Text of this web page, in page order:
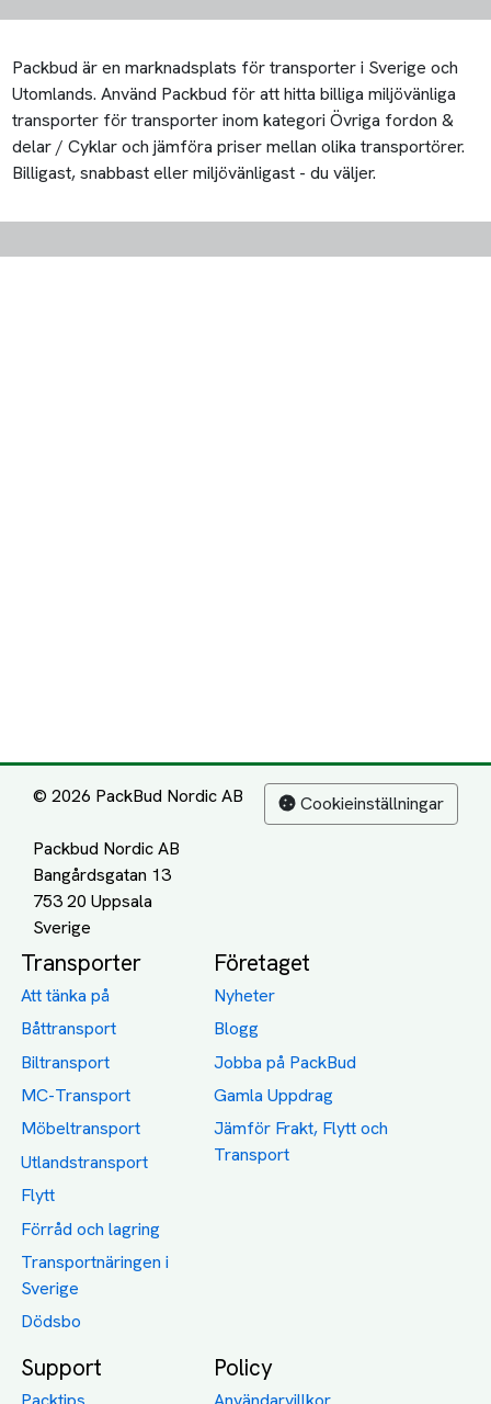
Packbud är en marknadsplats för transporter i Sverige och
Utomlands. Använd Packbud för att hitta billiga miljövänliga
transporter för transporter inom kategori Övriga fordon &
delar / Cyklar och jämföra priser mellan olika transportörer.
Billigast, snabbast eller miljövänligast - du väljer.
© 2026 PackBud Nordic AB
Packbud Nordic AB
Bangårdsgatan 13
753 20 Uppsala
Cookieinställningar
Transporter
Att tänka på
Båttransport
Biltransport
MC-Transport
Möbeltransport
Utlandstransport
Flytt
Förråd och lagring
Transportnäringen i
Sverige
Dödsbo
Företaget
Nyheter
Blogg
Jobba på PackBud
Gamla Uppdrag
Jämför Frakt, Flytt och
Transport
Support Policy